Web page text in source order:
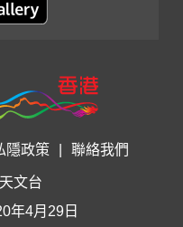
隱政策 聯絡我們
文台
年4月29日